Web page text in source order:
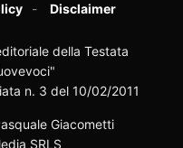
Disclaimer
della Testata
n. 3 del 10/02/2011
Giacometti
SRLS